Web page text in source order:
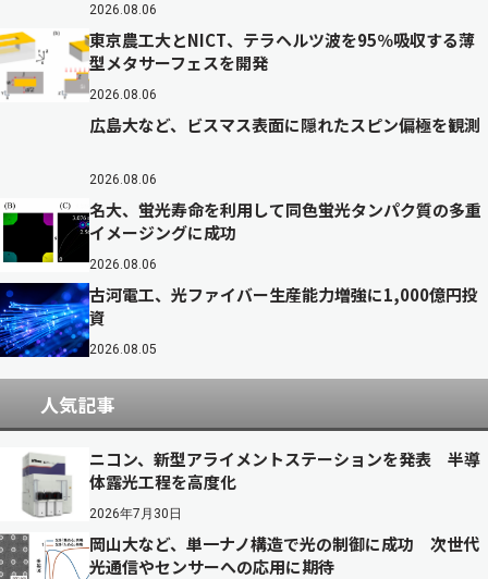
2026.08.06
東京農工大とNICT、テラヘルツ波を95％吸収する薄
型メタサーフェスを開発
2026.08.06
広島大など、ビスマス表面に隠れたスピン偏極を観測
2026.08.06
名大、蛍光寿命を利用して同色蛍光タンパク質の多重
イメージングに成功
2026.08.06
古河電工、光ファイバー生産能力増強に1,000億円投
資
2026.08.05
人気記事
ニコン、新型アライメントステーションを発表 半導
体露光工程を高度化
2026年7月30日
岡山大など、単一ナノ構造で光の制御に成功 次世代
光通信やセンサーへの応用に期待